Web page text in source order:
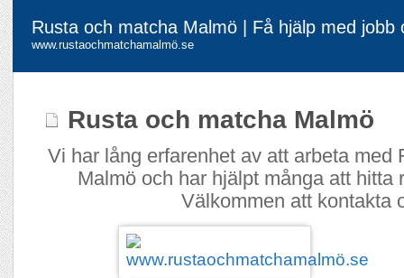
Rusta och matcha Malmö | Få hjälp med jobb
www.rustaochmatchamalmö.se
Rusta och matcha Malmö
Vi har lång erfarenhet av att arbeta med
Malmö och har hjälpt många att hitta
Välkommen att kontakta